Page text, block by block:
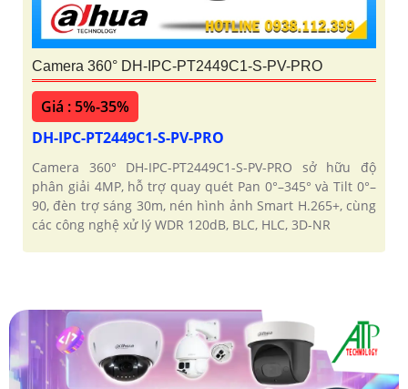
Camera 360° DH-IPC-PT2449C1-S-PV-PRO
Giá : 5%-35%
DH-IPC-PT2449C1-S-PV-PRO
Camera 360° DH-IPC-PT2449C1-S-PV-PRO sở hữu độ
phân giải 4MP, hỗ trợ quay quét Pan 0°–345° và Tilt 0°–
90, đèn trợ sáng 30m, nén hình ảnh Smart H.265+, cùng
các công nghệ xử lý WDR 120dB, BLC, HLC, 3D-NR